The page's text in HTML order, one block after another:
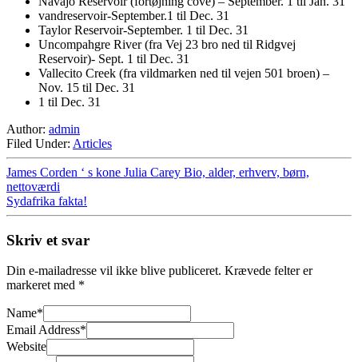
vandreservoir-September.1 til Dec. 31
Taylor Reservoir-September. 1 til Dec. 31
Uncompahgre River (fra Vej 23 bro ned til Ridgvej
Reservoir)- Sept. 1 til Dec. 31
Vallecito Creek (fra vildmarken ned til vejen 501 broen) –
Nov. 15 til Dec. 31
1 til Dec. 31
Author: admin
Filed Under: Articles
James Corden ‘ s kone Julia Carey Bio, alder, erhverv, børn,
nettoværdi
Sydafrika fakta!
Skriv et svar
Din e-mailadresse vil ikke blive publiceret. Krævede felter er
markeret med *
Name*
Email Address*
Website